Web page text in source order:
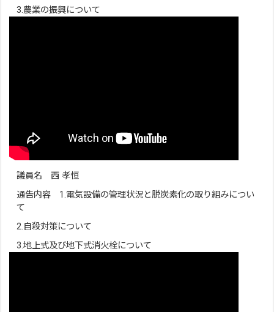
3.農業の振興について
議員名 西 孝恒
通告内容 1.電気設備の管理状況と脱炭素化の取り組みについ
て
2.自殺対策について
3.地上式及び地下式消火栓について